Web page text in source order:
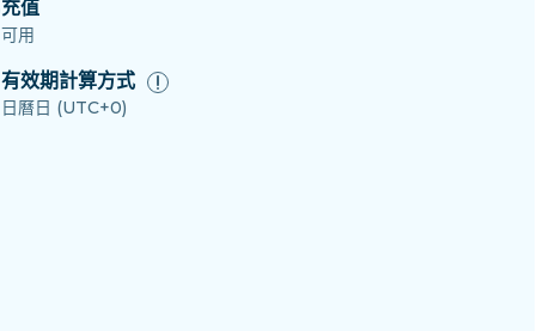
充值
可用
有效期計算方式
日曆日 (UTC+0)